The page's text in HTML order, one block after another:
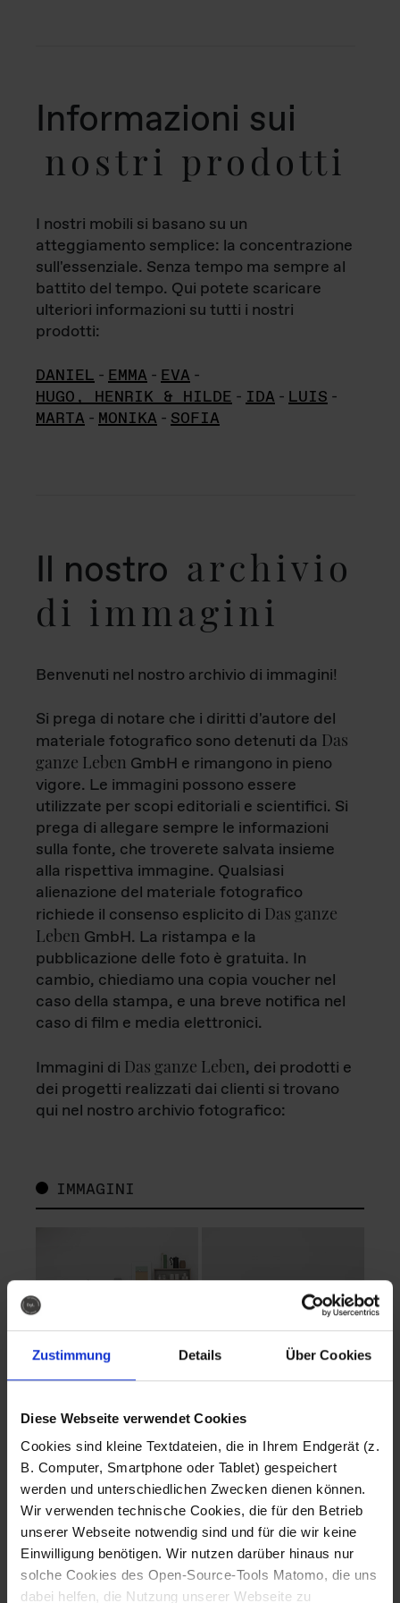
Zustimmung Details Über Cookies
Diese Webseite verwendet Cookies
Cookies sind kleine Textdateien, die in Ihrem Endgerät (z.
B. Computer, Smartphone oder Tablet) gespeichert
werden und unterschiedlichen Zwecken dienen können.
Wir verwenden technische Cookies, die für den Betrieb
unserer Webseite notwendig sind und für die wir keine
Einwilligung benötigen. Wir nutzen darüber hinaus nur
solche Cookies des Open-Source-Tools Matomo, die uns
dabei helfen, die Nutzung unserer Webseite zu
Informazioni sui
nostri prodotti
I nostri mobili si basano su un
atteggiamento semplice: la concentrazione
sull'essenziale. Senza tempo ma sempre al
battito del tempo. Qui potete scaricare
ulteriori informazioni su tutti i nostri
prodotti:
DANIEL - EMMA - EVA -
HUGO, HENRIK & HILDE - IDA - LUIS -
MARTA - MONIKA - SOFIA
Il nostro archivio
di immagini
Benvenuti nel nostro archivio di immagini!
Si prega di notare che i diritti d'autore del
materiale fotografico sono detenuti da Das
ganze Leben GmbH e rimangono in pieno
vigore. Le immagini possono essere
utilizzate per scopi editoriali e scientifici. Si
prega di allegare sempre le informazioni
sulla fonte, che troverete salvata insieme
alla rispettiva immagine. Qualsiasi
alienazione del materiale fotografico
richiede il consenso esplicito di Das ganze
Leben GmbH. La ristampa e la
pubblicazione delle foto è gratuita. In
cambio, chiediamo una copia voucher nel
caso della stampa, e una breve notifica nel
caso di film e media elettronici.
Immagini di Das ganze Leben, dei prodotti e
dei progetti realizzati dai clienti si trovano
qui nel nostro archivio fotografico:
IMMAGINI
Fotografo: Lorenz
Sternbach
Download
Fotografo: Lorenz
Sternbach
Download